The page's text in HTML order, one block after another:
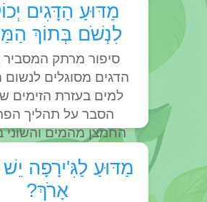
מַדּוּעַ הַדָּגִים
לִנְשֹׁם בְּתוֹךְ
סיפור מרתק המסביר
הדגים מסוגלים
למים בעזרת הזימים
הסבר על תהליך
החמצן מהמים והשוני
למים.
מַדּוּעַ לַגִּ'ירָפָה
אָרֹךְ?